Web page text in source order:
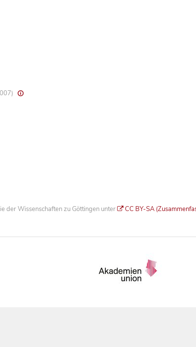
der Wissenschaften zu Göttingen unter
CC BY-SA